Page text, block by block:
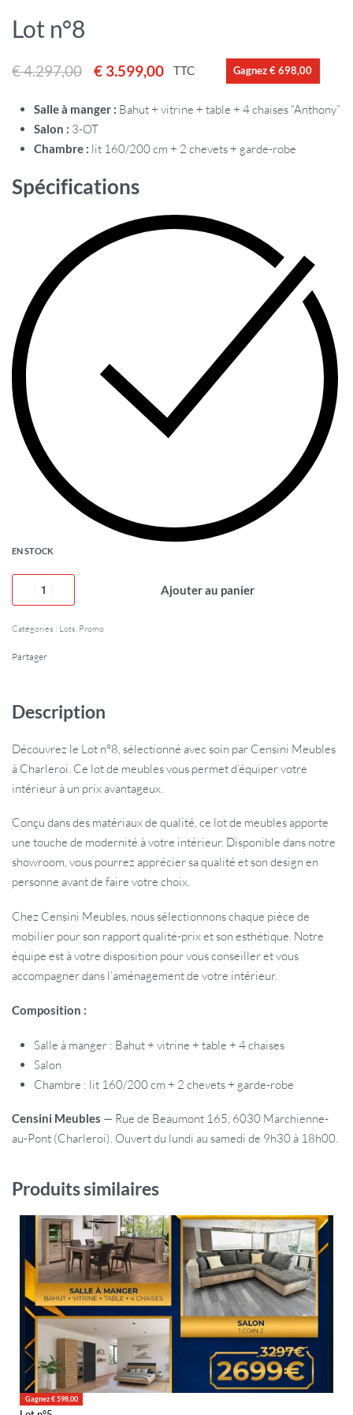
Lot n°8
€4.297,00 € 3.599,00 TTC Gagnez € 698,00
Salle à manger : Bahut + vitrine + table + 4 chaises “Anthony”
Salon : 3-OT
Chambre : lit 160/200 cm + 2 chevets + garde-robe
Spécifications
EN STOCK
Ajouter au panier
Catégories : Lots, Promo
Partager
Description
Découvrez le Lot n°8, sélectionné avec soin par Censini Meubles
à Charleroi. Ce lot de meubles vous permet d’équiper votre
intérieur à un prix avantageux.
Conçu dans des matériaux de qualité, ce lot de meubles apporte
une touche de modernité à votre intérieur. Disponible dans notre
showroom, vous pourrez apprécier sa qualité et son design en
personne avant de faire votre choix.
Chez Censini Meubles, nous sélectionnons chaque pièce de
mobilier pour son rapport qualité-prix et son esthétique. Notre
équipe est à votre disposition pour vous conseiller et vous
accompagner dans l’aménagement de votre intérieur.
Composition :
Salle à manger : Bahut + vitrine + table + 4 chaises
Salon
Chambre : lit 160/200 cm + 2 chevets + garde-robe
Censini Meubles — Rue de Beaumont 165, 6030 Marchienne-
au-Pont (Charleroi). Ouvert du lundi au samedi de 9h30 à 18h00.
Produits similaires
Gagnez € 598,00